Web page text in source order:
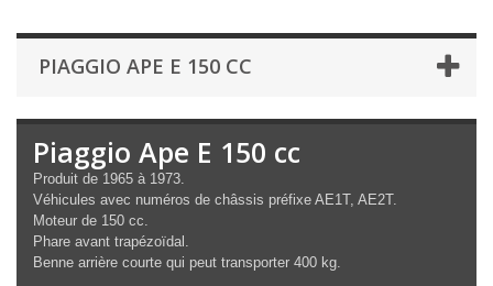
PIAGGIO APE E 150 CC
Piaggio Ape E 150 cc
Produit de 1965 à 1973.
Véhicules avec numéros de châssis préfixe AE1T, AE2T.
Moteur de 150 cc.
Phare avant trapézoïdal.
Benne arrière courte qui peut transporter 400 kg.